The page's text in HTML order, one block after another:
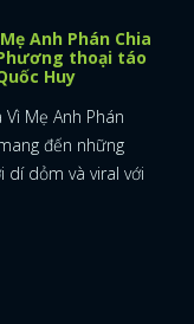
Anh Phán Chia
thoại táo
Huy
Vì Mẹ Anh Phán
đến những
dí dỏm và viral với